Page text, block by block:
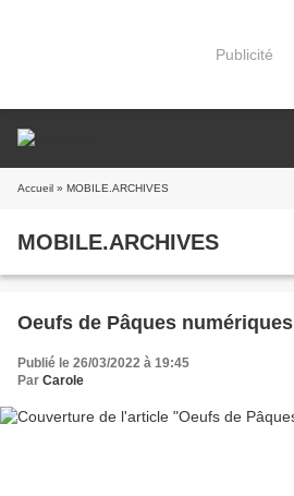
Publicité
Accueil » MOBILE.ARCHIVES
MOBILE.ARCHIVES
Oeufs de Pâques numériques
Publié le 26/03/2022 à 19:45
Par Carole